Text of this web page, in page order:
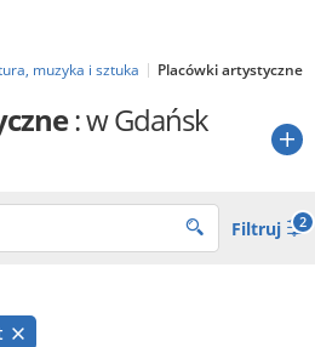
muzyka i sztuka Placówki artystyczne
: w Gdańsk
Filtruj 2